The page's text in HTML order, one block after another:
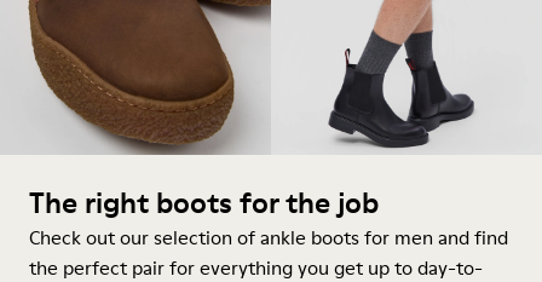
The right boots for the job
Check out our selection of ankle boots for men and find
the perfect pair for everything you get up to day-to-